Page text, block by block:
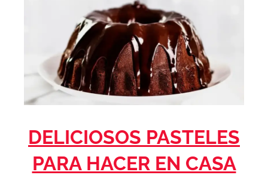
DELICIOSOS PASTELES
PARA HACER EN CASA